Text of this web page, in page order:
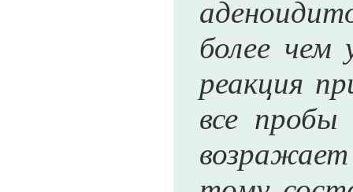
более чем
реакция
все